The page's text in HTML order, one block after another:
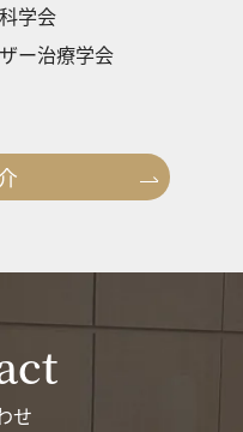
学会
ー治療学会
せ